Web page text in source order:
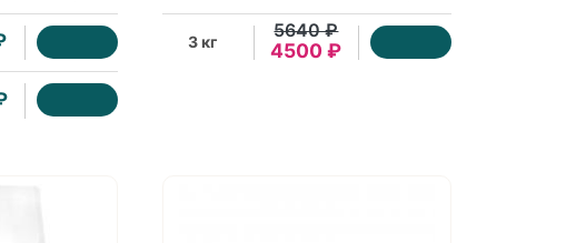
3 кг
5640 ₽
4500 ₽